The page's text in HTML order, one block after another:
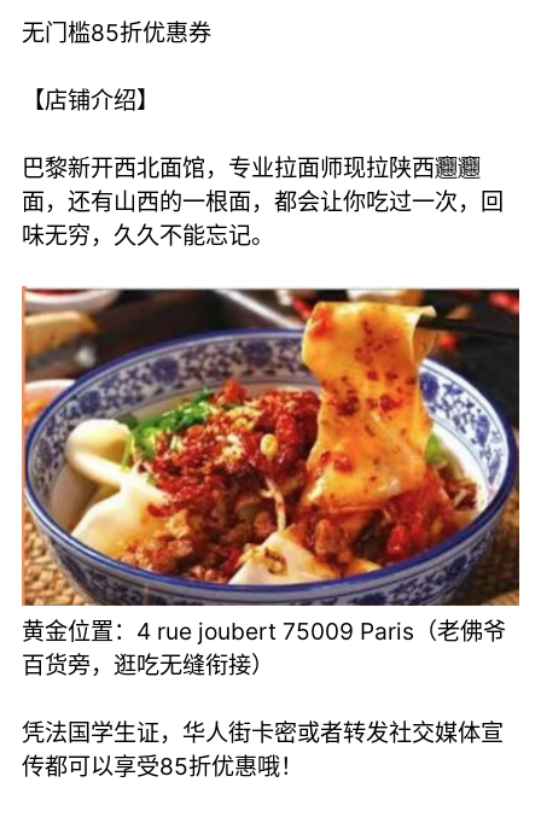
无门槛85折优惠券
【店铺介绍】
巴黎新开西北面馆，专业拉面师现拉陕西𰻝𰻝
面，还有山西的一根面，都会让你吃过一次，回
味无穷，久久不能忘记。
黄金位置：4 rue joubert 75009 Paris（老佛爷
百货旁，逛吃无缝衔接）
凭法国学生证，华人街卡密或者转发社交媒体宣
传都可以享受85折优惠哦！